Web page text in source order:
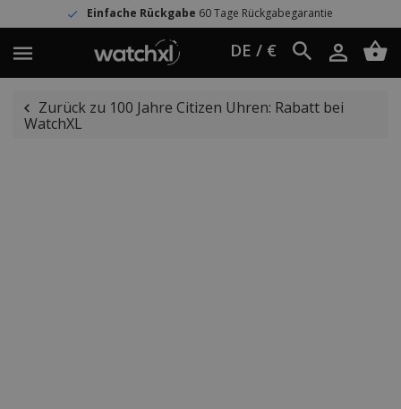
Einfache Rückgabe60 Tage Rückgabegarantie
DE / €
Zurück zu 100 Jahre Citizen Uhren: Rabatt bei
WatchXL